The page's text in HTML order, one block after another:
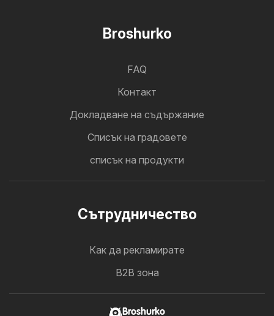
Broshurko
FAQ
Контакт
Докладване на съдържание
Cписък на градовете
списък на продукти
Cътрудничество
Как да рекламирате
B2B зона
Broshurko